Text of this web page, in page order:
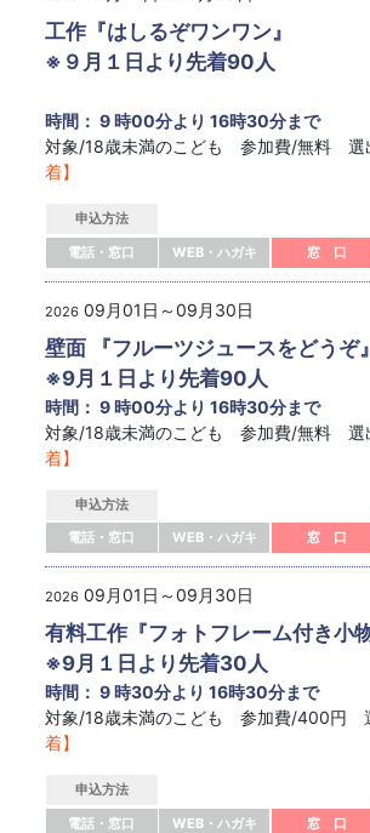
工作『はしるぞワンワン』
※９月１日より先着90人
時間： 9 時00分より 16時30分まで
対象/18歳未満のこども 参加費/無料 選
着】
申込方法
電話・窓口
WEB・ハガキ 窓 口
2026 09月01日～09月30日
壁面 『フルーツジュースをどうぞ』
※9月１日より先着90人
時間： 9 時00分より 16時30分まで
対象/18歳未満のこども 参加費/無料 選
着】
申込方法
電話・窓口
WEB・ハガキ 窓 口
2026 09月01日～09月30日
有料工作『フォトフレーム付き小
※9月１日より先着30人
時間： 9 時30分より 16時30分まで
対象/18歳未満のこども 参加費/400円
着】
申込方法
電話・窓口
WEB・ハガキ 窓 口